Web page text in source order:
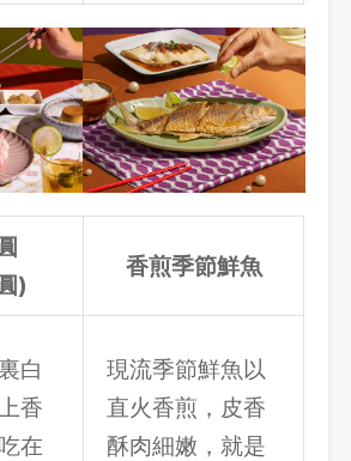
)
香煎季節鮮魚
白
香
在
現流季節鮮魚以
直火香煎，皮香
酥肉細嫩，就是